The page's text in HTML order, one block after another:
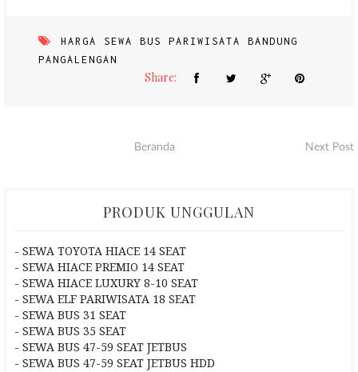
HARGA SEWA BUS PARIWISATA BANDUNG
PANGALENGAN
Share:
Beranda Next Post
PRODUK UNGGULAN
- SEWA TOYOTA HIACE 14 SEAT
- SEWA HIACE PREMIO 14 SEAT
- SEWA HIACE LUXURY 8-10 SEAT
- SEWA ELF PARIWISATA 18 SEAT
- SEWA BUS 31 SEAT
- SEWA BUS 35 SEAT
- SEWA BUS 47-59 SEAT JETBUS
- SEWA BUS 47-59 SEAT JETBUS HDD